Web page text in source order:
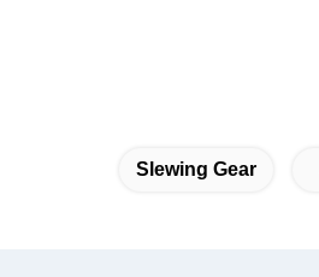
Slewing Gear